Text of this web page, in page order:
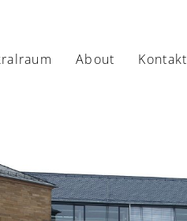
About Kontakt